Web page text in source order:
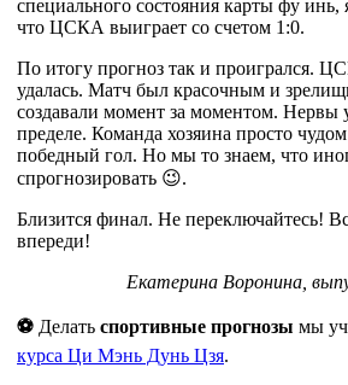
специального состояния карты фу инь,
что ЦСКА выиграет со счетом 1:0.
По итогу прогноз так и проигрался.
удалась. Матч был красочным и
создавали момент за моментом. Нервы
пределе. Команда хозяина просто
победный гол. Но мы то знаем, что
спрогнозировать 😉.
Близится финал. Не переключайтесь!
впереди!
Екатерина Воронина,
⚽ Делать спортивные прогнозы мы
курса Ци Мэнь Дунь Цзя.